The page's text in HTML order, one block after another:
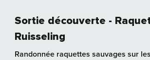
Sortie découverte -
Ruisseling
Randonnée raquettes sauvages sur